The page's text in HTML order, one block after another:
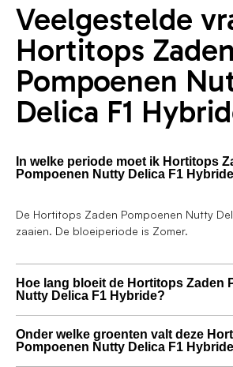
Veelgestelde
Hortitops Zaden
Pompoenen
Delica F1
In welke periode moet ik Hortitops
Pompoenen Nutty Delica F1
De Hortitops Zaden Pompoenen Nutty
zaaien. De bloeiperiode is Zomer.
Hoe lang bloeit de Hortitops Zaden
Nutty Delica F1 Hybride?
Onder welke groenten valt deze
Pompoenen Nutty Delica F1